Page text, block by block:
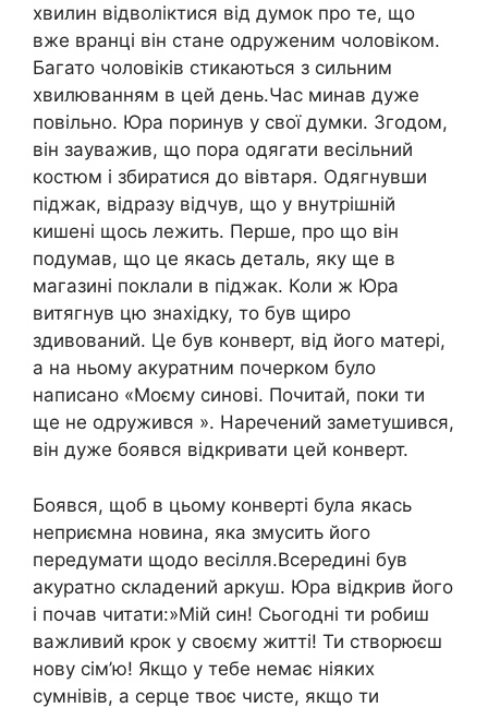
хвилин відволіктися від думок про те, що
вже вранці він стане одруженим чоловіком.
Багато чоловіків стикаються з сильним
хвилюванням в цей день.Час минав дуже
повільно. Юра поринув у свої думки. Згодом,
він зауважив, що пора одягати весільний
костюм і збиратися до вівтаря. Одягнувши
піджак, відразу відчув, що у внутрішній
кишені щось лежить. Перше, про що він
подумав, що це якась деталь, яку ще в
магазині поклали в піджак. Коли ж Юра
витягнув цю знахідку, то був щиро
здивований. Це був конверт, від його матері,
а на ньому акуратним почерком було
написано «Моєму синові. Почитай, поки ти
ще не одружився ». Наречений заметушився,
він дуже боявся відкривати цей конверт.
Боявся, щоб в цьому конверті була якась
неприємна новина, яка змусить його
передумати щодо весілля.Всередині був
акуратно складений аркуш. Юра відкрив його
і почав читати:»Мій син! Сьогодні ти робиш
важливий крок у своєму житті! Ти створюєш
нову сім’ю! Якщо у тебе немає ніяких
сумнівів, а серце твоє чисте, якщо ти